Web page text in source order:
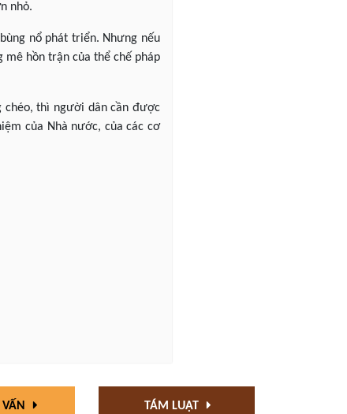
nhỏ.
nổ phát triển. Nhưng nếu
hồn trận của thể chế pháp
chéo, thì người dân cần được
của Nhà nước, của các cơ
TÁM LUẬT